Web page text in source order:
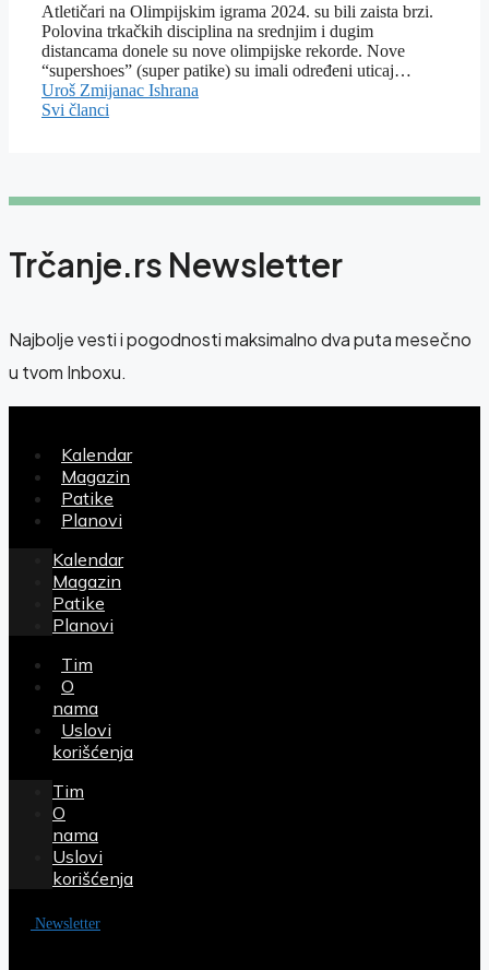
Atletičari na Olimpijskim igrama 2024. su bili zaista brzi.
Polovina trkačkih disciplina na srednjim i dugim
distancama donele su nove olimpijske rekorde. Nove
“supershoes” (super patike) su imali određeni uticaj…
Uroš Zmijanac Ishrana
Svi članci
Trčanje.rs Newsletter
Najbolje vesti i pogodnosti maksimalno dva puta mesečno
u tvom Inboxu.
Kalendar
Magazin
Patike
Planovi
Kalendar
Magazin
Patike
Planovi
Tim
O
nama
Uslovi
korišćenja
Tim
O
nama
Uslovi
korišćenja
Newsletter